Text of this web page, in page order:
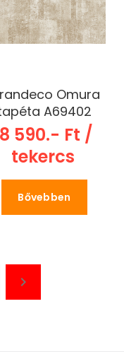
Omura
A69402
8 590.- Ft /
tekercs
Bővebben